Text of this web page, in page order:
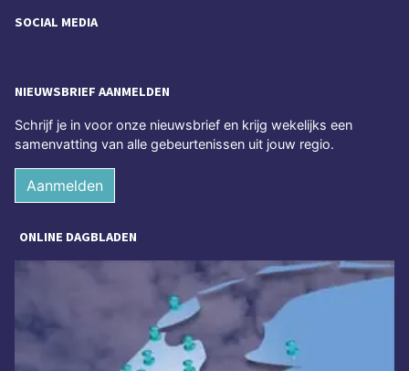
SOCIAL MEDIA
NIEUWSBRIEF AANMELDEN
Schrijf je in voor onze nieuwsbrief en krijg wekelijks een
samenvatting van alle gebeurtenissen uit jouw regio.
Aanmelden
ONLINE DAGBLADEN